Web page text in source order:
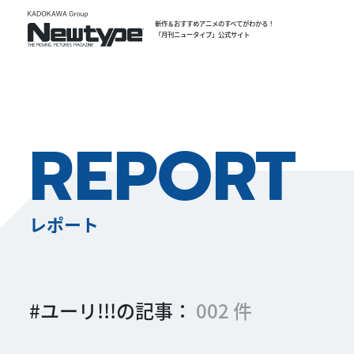
新作＆おすすめアニメのすべてがわかる！
「月刊ニュータイプ」公式サイト
REPORT
レポート
#ユーリ!!!の記事： 002 件